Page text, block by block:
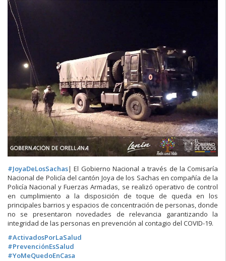
#JoyaDeLosSachas| El Gobierno Nacional a través de la Comisaría
Nacional de Policía del cantón Joya de los Sachas en compañía de la
Policía Nacional y Fuerzas Armadas, se realizó operativo de control
en cumplimiento a la disposición de toque de queda en los
principales barrios y espacios de concentración de personas, donde
no se presentaron novedades de relevancia garantizando la
integridad de las personas en prevención al contagio del COVID-19.
#ActivadosPorLaSalud
#PrevenciónEsSalud
#YoMeQuedoEnCasa